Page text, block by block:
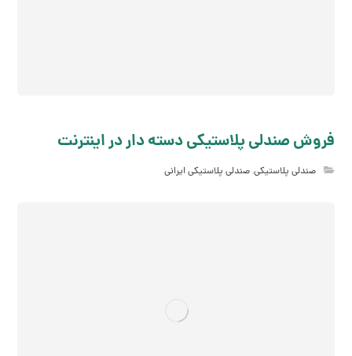
فروش صندلی پلاستیکی دسته دار در اینترنت
صندلی پلاستیکی,صندلی پلاستیکی ایرانی